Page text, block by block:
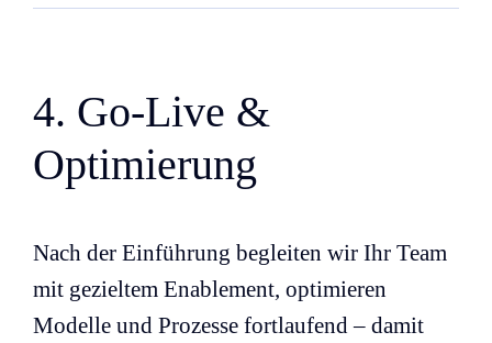
4. Go-Live &
Optimierung
Nach der Einführung begleiten wir Ihr Team
mit gezieltem Enablement, optimieren
Modelle und Prozesse fortlaufend – damit